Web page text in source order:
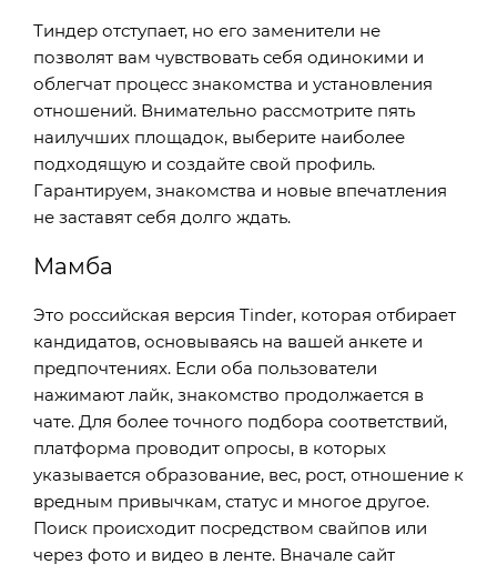
Тиндер отступает, но его заменители не
позволят вам чувствовать себя одинокими и
облегчат процесс знакомства и установления
отношений. Внимательно рассмотрите пять
наилучших площадок, выберите наиболее
подходящую и создайте свой профиль.
Гарантируем, знакомства и новые впечатления
не заставят себя долго ждать.
Мамба
Это российская версия Tinder, которая отбирает
кандидатов, основываясь на вашей анкете и
предпочтениях. Если оба пользователи
нажимают лайк, знакомство продолжается в
чате. Для более точного подбора соответствий,
платформа проводит опросы, в которых
указывается образование, вес, рост, отношение к
вредным привычкам, статус и многое другое.
Поиск происходит посредством свайпов или
через фото и видео в ленте. Вначале сайт